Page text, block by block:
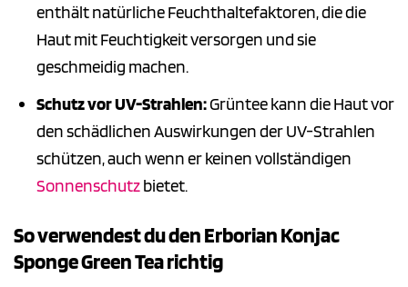
enthält natürliche Feuchthaltefaktoren, die die
Haut mit Feuchtigkeit versorgen und sie
geschmeidig machen.
Schutz vor UV-Strahlen:Grüntee kann die Haut vor
den schädlichen Auswirkungen der UV-Strahlen
schützen, auch wenn er keinen vollständigen
Sonnenschutzbietet.
So verwendest du den Erborian Konjac
Sponge Green Tea richtig